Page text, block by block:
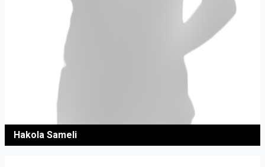
Hakola Sameli